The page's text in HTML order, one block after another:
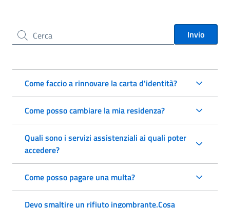
Cerca nel sito Invio
Come faccio a rinnovare la carta d'identità?
Come posso cambiare la mia residenza?
Quali sono i servizi assistenziali ai quali poter
accedere?
Come posso pagare una multa?
Devo smaltire un rifiuto ingombrante.Cosa